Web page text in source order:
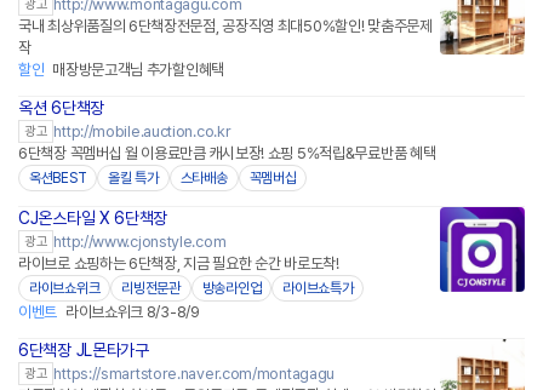
광고 http://www.montagagu.com
국내 최상위품질의 6단책장전문점, 공장직영 최대50%할인! 맞춤주문제
작
할인 매장방문고객님 추가할인혜택
옥션 6단책장
광고 http://mobile.auction.co.kr
6단책장 꼭멤버십 월 이용료만큼 캐시보장! 쇼핑 5%적립&무료반품 혜택
옥션BEST 올킬 특가 스타배송 꼭멤버십
CJ온스타일 X 6단책장
광고 http://www.cjonstyle.com
라이브로 쇼핑하는 6단책장, 지금 필요한 순간 바로도착!
라이브쇼위크 리빙전문관 방송라인업 라이브쇼특가
이벤트 라이브쇼위크 8/3-8/9
6단책장 JL몬타가구
광고 https://smartstore.naver.com/montagagu